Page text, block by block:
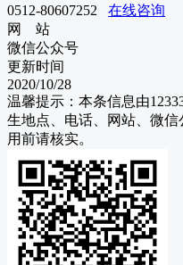
0512-80607252
在线咨询
网 站
微信公众号
更新时间
2020/10/28
温馨提示：本条信息由
生地点、电话、网站、微
用前请核实。